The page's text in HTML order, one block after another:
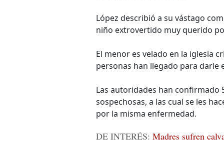
López describió a su vástago
niño extrovertido muy querido
El menor es velado en la iglesia
personas han llegado para darle
Las autoridades han confirmado
sospechosas, a las cual se les
por la misma enfermedad.
DE INTERÉS: Madres sufren